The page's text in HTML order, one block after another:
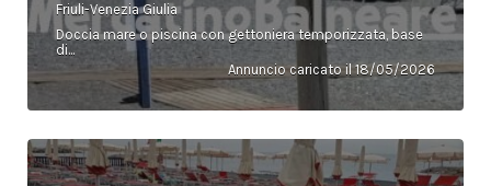
Friuli-Venezia Giulia
Doccia mare o piscina con gettoniera temporizzata, base
di...
Annuncio caricato il 18/05/2026